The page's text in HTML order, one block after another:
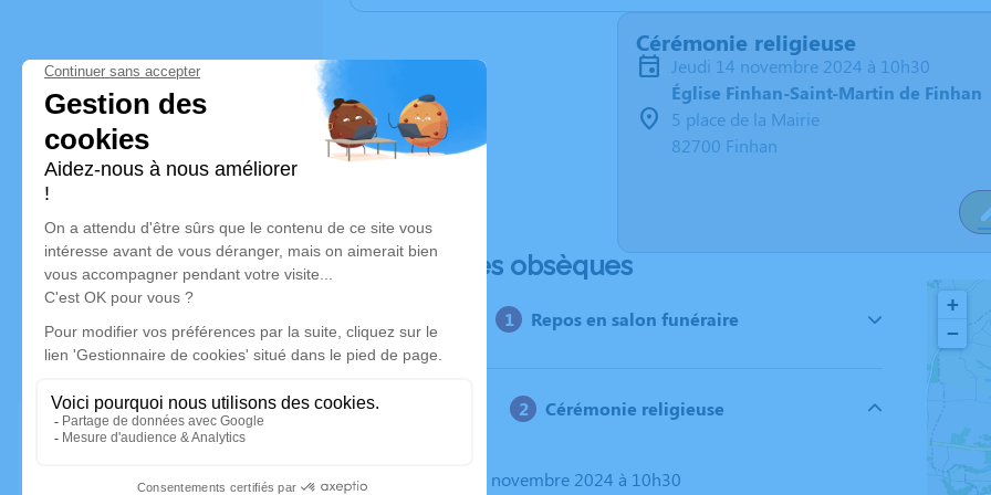
Cérémonie religieuse
jeudi 14 novembre 2024 à 10h30
Église Finhan-Saint-Martin de Finhan
5 place de la Mairie
82700 Finhan
Déroulé des obsèques
Repos en salon funéraire
Cérémonie religieuse
Le jeudi 14 novembre 2024 à 10h30
+
−